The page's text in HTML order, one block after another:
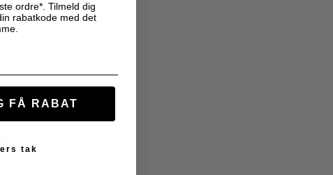
ordre*. Tilmeld dig
rabatkode med det
FÅ RABAT
tak